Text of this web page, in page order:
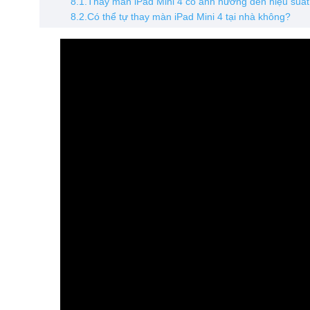
8.2.Có thể tự thay màn iPad Mini 4 tại nhà không?